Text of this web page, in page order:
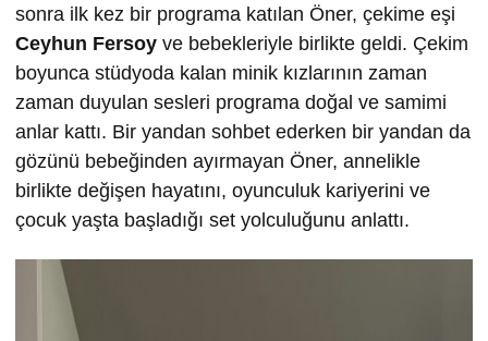
sonra ilk kez bir programa katılan Öner, çekime eşi
Ceyhun Fersoy ve bebekleriyle birlikte geldi. Çekim
boyunca stüdyoda kalan minik kızlarının zaman
zaman duyulan sesleri programa doğal ve samimi
anlar kattı. Bir yandan sohbet ederken bir yandan da
gözünü bebeğinden ayırmayan Öner, annelikle
birlikte değişen hayatını, oyunculuk kariyerini ve
çocuk yaşta başladığı set yolculuğunu anlattı.